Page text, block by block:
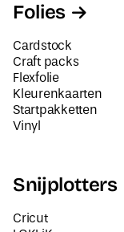
Folies
Cardstock
Craft packs
Flexfolie
Kleurenkaarten
Startpakketten
Vinyl
Snijplotters
Cricut